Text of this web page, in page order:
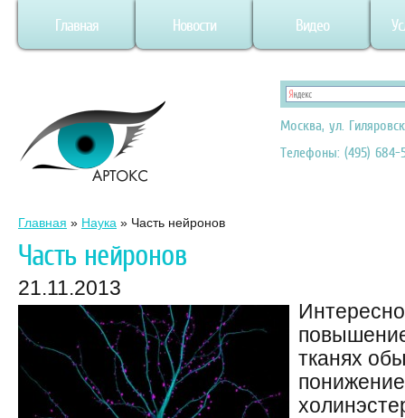
Главная Новости Видео
Москва, ул.
Телефоны: (495) 684-
Главная » Наука » Часть нейронов
Часть нейронов
21.11.2013
тканях